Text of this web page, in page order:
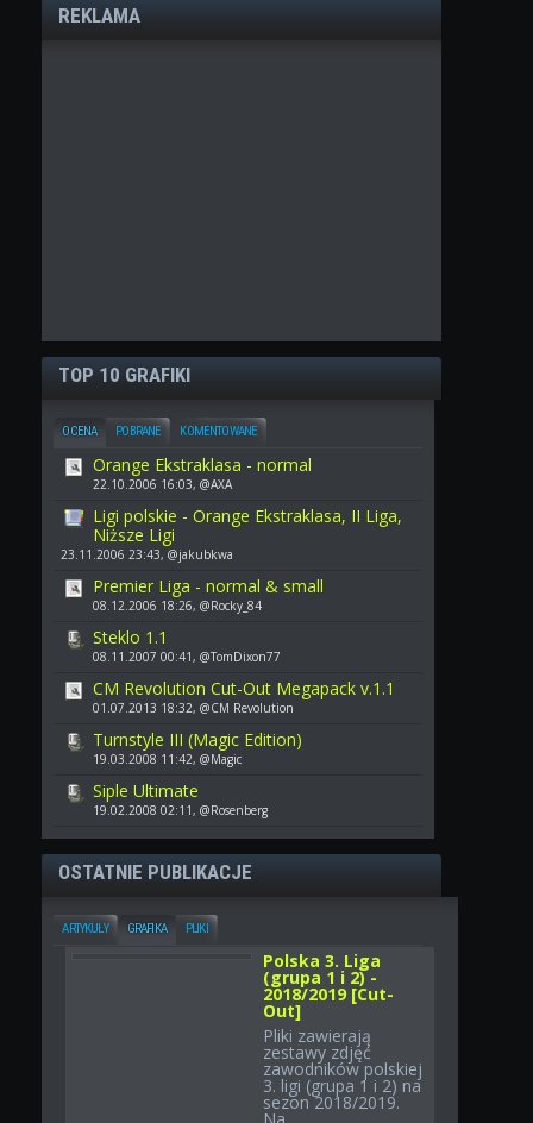
REKLAMA
TOP 10 GRAFIKI
OCENA POBRANE KOMENTOWANE
Orange Ekstraklasa - normal
22.10.2006 16:03, @AXA
Ligi polskie - Orange Ekstraklasa, II Liga,
Niższe Ligi
23.11.2006 23:43, @jakubkwa
Premier Liga - normal & small
08.12.2006 18:26, @Rocky_84
Steklo 1.1
08.11.2007 00:41, @TomDixon77
CM Revolution Cut-Out Megapack v.1.1
01.07.2013 18:32, @CM Revolution
Turnstyle III (Magic Edition)
19.03.2008 11:42, @Magic
Siple Ultimate
19.02.2008 02:11, @Rosenberg
OSTATNIE PUBLIKACJE
ARTYKUŁY GRAFIKA PLIKI
Polska 3. Liga
(grupa 1 i 2) -
2018/2019 [Cut-
Out]
Pliki zawierają
zestawy zdjęć
zawodników polskiej
3. ligi (grupa 1 i 2) na
sezon 2018/2019.